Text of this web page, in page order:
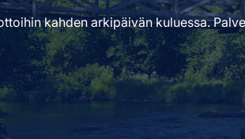
kahden arkipäivän kuluessa.